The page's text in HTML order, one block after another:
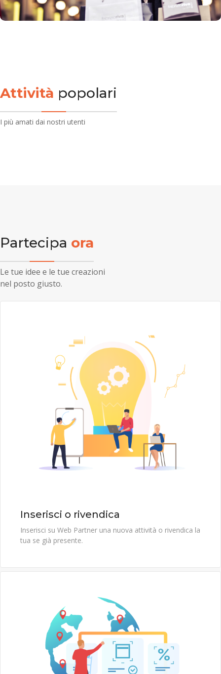
Attività popolari
I più amati dai nostri utenti
Partecipa ora
Le tue idee e le tue creazioni
nel posto giusto.
Inserisci o rivendica
Inserisci su Web Partner una nuova attività o rivendica la
tua se già presente.